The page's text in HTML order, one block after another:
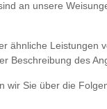
an unsere
ähnliche Leistungen
Beschreibung des
wir Sie über die